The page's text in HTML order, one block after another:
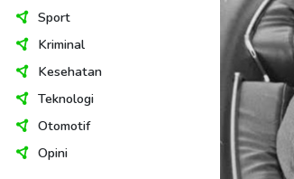
Sport
Kriminal
Kesehatan
Teknologi
Otomotif
Opini